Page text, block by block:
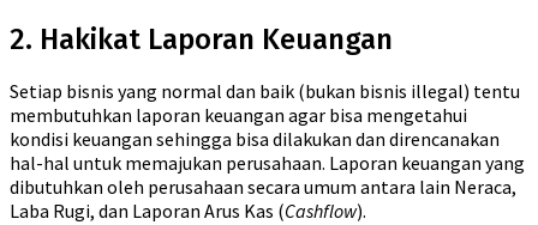
2. Hakikat Laporan Keuangan
Setiap bisnis yang normal dan baik (bukan bisnis illegal) tentu
membutuhkan laporan keuangan agar bisa mengetahui
kondisi keuangan sehingga bisa dilakukan dan direncanakan
hal-hal untuk memajukan perusahaan. Laporan keuangan yang
dibutuhkan oleh perusahaan secara umum antara lain Neraca,
Laba Rugi, dan Laporan Arus Kas (Cashflow).